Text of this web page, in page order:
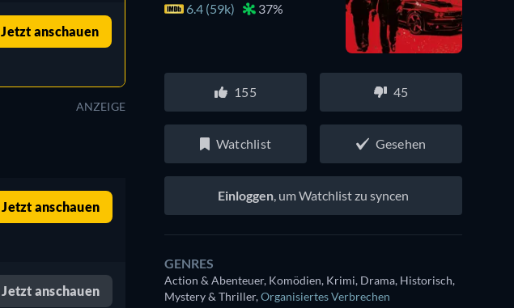
Jetzt anschauen
ANZEIGE
Jetzt anschauen
Jetzt anschauen
6.4 (59k)
37%
155 45
Watchlist Gesehen
Einloggen, um Watchlist zu syncen
GENRES
Action & Abenteuer, Komödien, Krimi, Drama, Historisch,
Mystery & Thriller,Organisiertes Verbrechen